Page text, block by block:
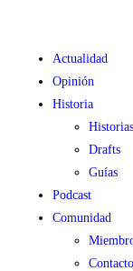
Actualidad
Opinión
Historia
Drafts
Guías
Podcast
Comunidad
Contacto